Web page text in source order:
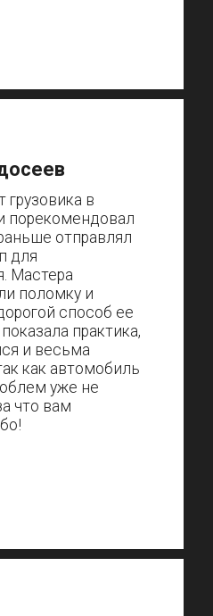
грузовика в
порекомендовал
отправлял
для
Мастера
поломку и
способ ее
практика,
и весьма
как автомобиль
уже не
что вам